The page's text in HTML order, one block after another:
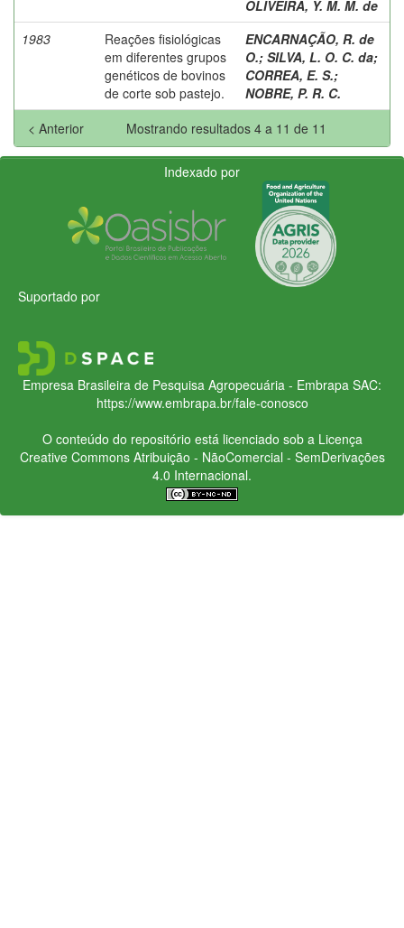
OLIVEIRA, Y. M. M. de
1983
Reações fisiológicas
em diferentes grupos
genéticos de bovinos
de corte sob pastejo.
ENCARNAÇÃO, R. de
O.; SILVA, L. O. C. da;
CORREA, E. S.;
NOBRE, P. R. C.
Mostrando resultados 4 a 11 de 11
< Anterior
Indexado por
Suportado por
Empresa Brasileira de Pesquisa Agropecuária - Embrapa SAC:
https://www.embrapa.br/fale-conosco
O conteúdo do repositório está licenciado sob a Licença
Creative CommonsAtribuição - NãoComercial - SemDerivações
4.0 Internacional.